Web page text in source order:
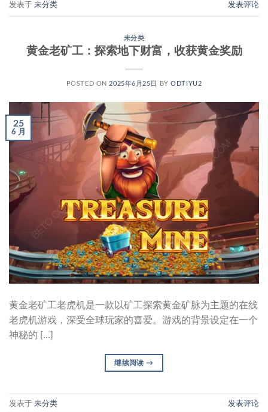
发表于 未分类 发表评论
未分类
黄金老矿工：探索地下财富，收获黄金奖励
POSTED ON 2025年6月25日 BYODTIYU2
25
6 月
黄金老矿工老虎机是一款以矿工探索黄金矿脉为主题的在线
老虎机游戏，深受全球玩家的喜爱。游戏的背景设定在一个
神秘的 […]
继续阅读→
发表于 未分类 发表评论